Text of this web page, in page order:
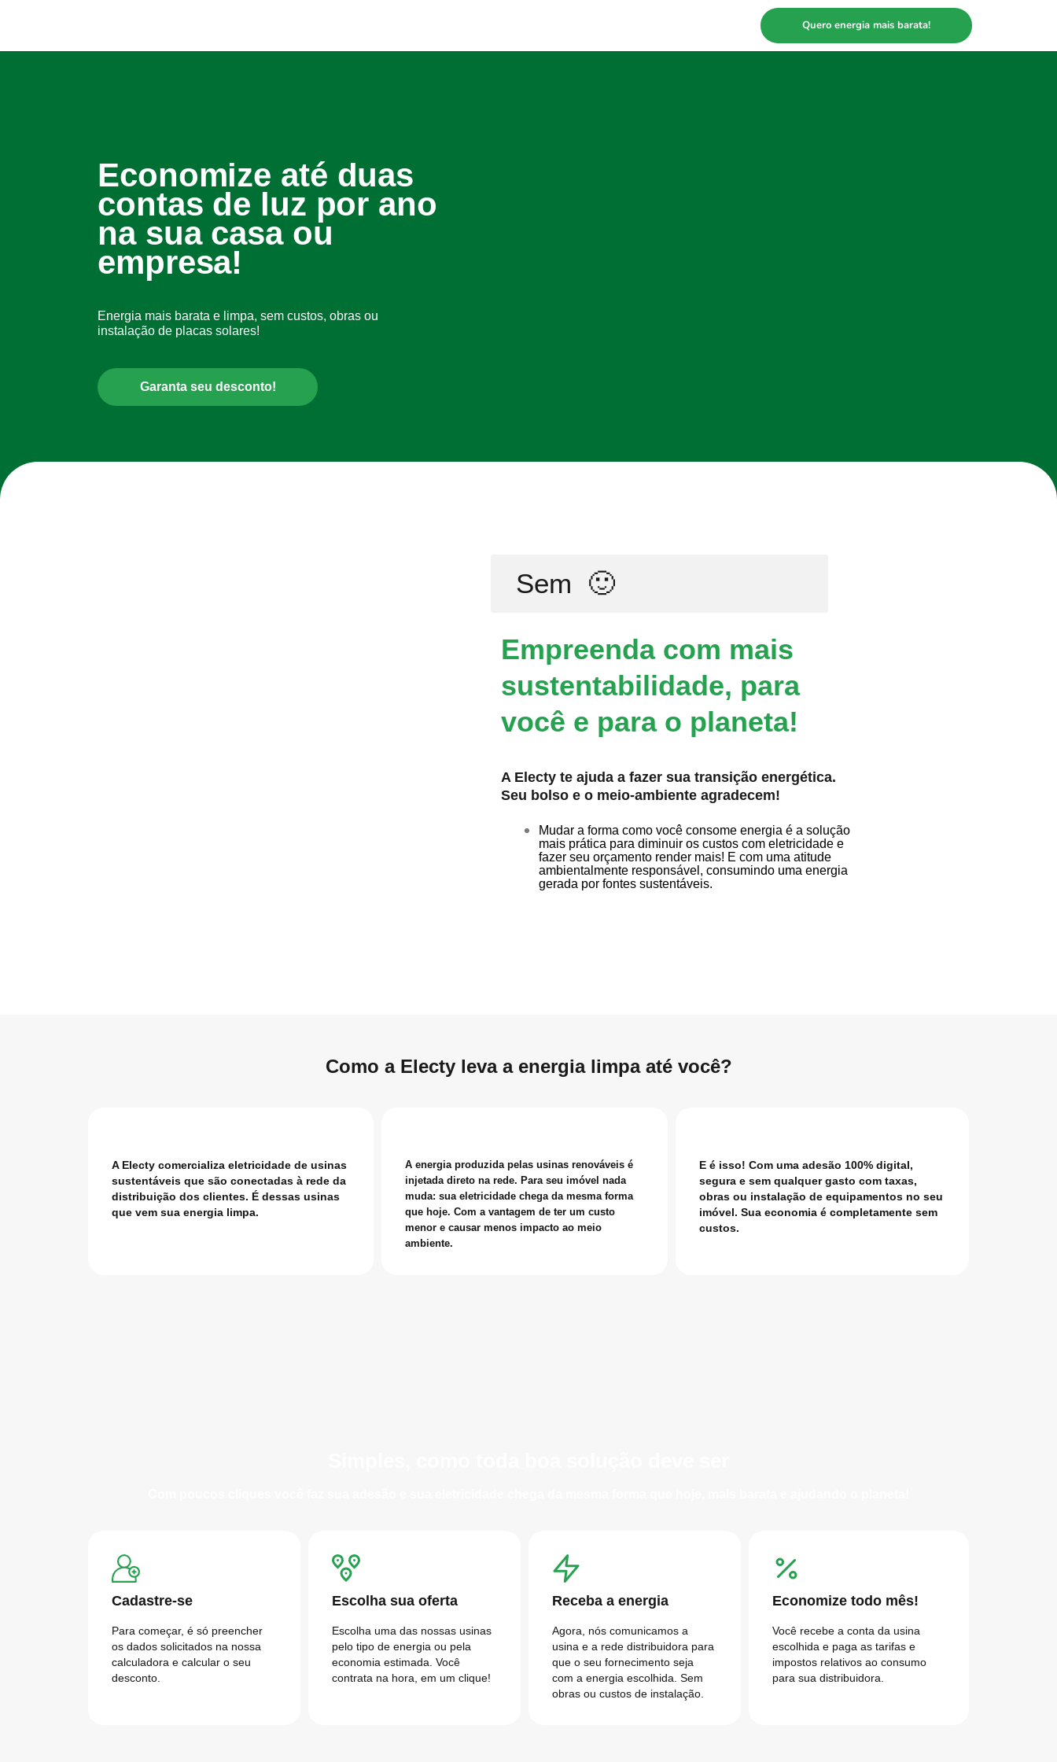
Quero energia mais barata!
Economize até duas
contas de luz por ano
na sua casa ou
empresa!
Energia mais barata e limpa, sem custos, obras ou
instalação de placas solares!
Garanta seu desconto!
Sem 🙂
Empreenda com mais
sustentabilidade, para
você e para o planeta!
A Electy te ajuda a fazer sua transição energética.
Seu bolso e o meio-ambiente agradecem!
Mudar a forma como você consome energia é a solução
mais prática para diminuir os custos com eletricidade e
fazer seu orçamento render mais! E com uma atitude
ambientalmente responsável, consumindo uma energia
gerada por fontes sustentáveis.
Como a Electy leva a energia limpa até você?
A Electy comercializa eletricidade de usinas
sustentáveis que são conectadas à rede da
distribuição dos clientes. É dessas usinas
que vem sua energia limpa.
A energia produzida pelas usinas renováveis é
injetada direto na rede. Para seu imóvel nada
muda: sua eletricidade chega da mesma forma
que hoje. Com a vantagem de ter um custo
menor e causar menos impacto ao meio
ambiente.
E é isso! Com uma adesão 100% digital,
segura e sem qualquer gasto com taxas,
obras ou instalação de equipamentos no seu
imóvel. Sua economia é completamente sem
custos.
Cadastre-se
Para começar, é só preencher
os dados solicitados na nossa
calculadora e calcular o seu
desconto.
Escolha sua oferta
Escolha uma das nossas usinas
pelo tipo de energia ou pela
economia estimada. Você
contrata na hora, em um clique!
Receba a energia
Agora, nós comunicamos a
usina e a rede distribuidora para
que o seu fornecimento seja
com a energia escolhida. Sem
obras ou custos de instalação.
Economize todo mês!
Você recebe a conta da usina
escolhida e paga as tarifas e
impostos relativos ao consumo
para sua distribuidora.